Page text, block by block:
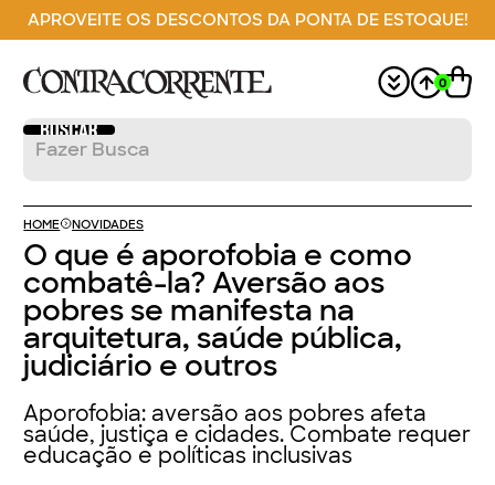
APROVEITE OS DESCONTOS DA PONTA DE ESTOQUE!
0
HOME NOVIDADES
O que é aporofobia e como
combatê-la? Aversão aos
pobres se manifesta na
arquitetura, saúde pública,
judiciário e outros
Aporofobia: aversão aos pobres afeta
saúde, justiça e cidades. Combate requer
educação e políticas inclusivas